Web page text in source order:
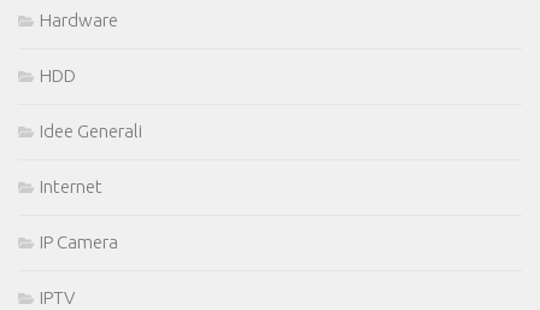
Hardware
HDD
Idee Generali
Internet
IP Camera
IPTV